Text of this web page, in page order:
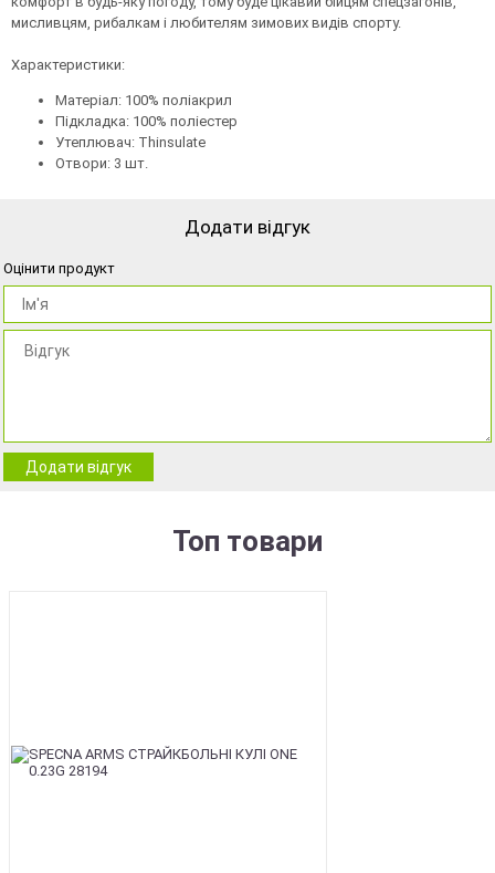
мисливцям, рибалкам і любителям зимових видів спорту.
Характеристики:
Матеріал: 100% поліакрил
Підкладка: 100% поліестер
Утеплювач: Thinsulate
Отвори: 3 шт.
Додати відгук
Оцінити продукт
Додати відгук
Топ товари